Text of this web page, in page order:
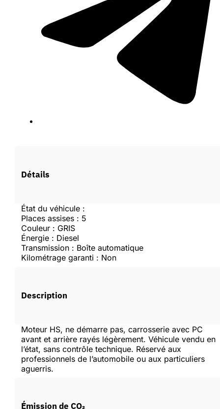
Détails
État du véhicule :
Places assises : 5
Couleur : GRIS
Énergie : Diesel
Transmission : Boîte automatique
Kilométrage garanti : Non
Description
Moteur HS, ne démarre pas, carrosserie avec PC
avant et arrière rayés légèrement. Véhicule vendu en
l’état, sans contrôle technique. Réservé aux
professionnels de l’automobile ou aux particuliers
aguerris.
Émission de CO₂